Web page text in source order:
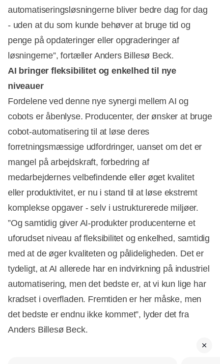
automatiseringsløsningerne bliver bedre dag for dag
- uden at du som kunde behøver at bruge tid og
penge på opdateringer eller opgraderinger af
løsningerne”, fortæller Anders Billesø Beck.
AI bringer fleksibilitet og enkelhed til nye
niveauer
Fordelene ved denne nye synergi mellem AI og
cobots er åbenlyse. Producenter, der ønsker at bruge
cobot-automatisering til at løse deres
forretningsmæssige udfordringer, uanset om det er
mangel på arbejdskraft, forbedring af
medarbejdernes velbefindende eller øget kvalitet
eller produktivitet, er nu i stand til at løse ekstremt
komplekse opgaver - selv i ustrukturerede miljøer.
”Og samtidig giver AI-produkter producenterne et
uforudset niveau af fleksibilitet og enkelhed, samtidig
med at de øger kvaliteten og pålideligheden. Det er
tydeligt, at AI allerede har en indvirkning på industriel
automatisering, men det bedste er, at vi kun lige har
kradset i overfladen. Fremtiden er her måske, men
det bedste er endnu ikke kommet”, lyder det fra
Anders Billesø Beck.